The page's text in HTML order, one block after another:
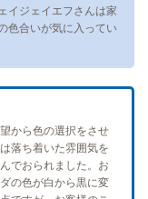
イジェイエフさんは家
色合いが気に入ってい
から色の選択をさせ
落ち着いた雰囲気を
でおられました。お
の色が白から黒に変